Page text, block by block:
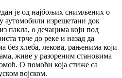
је од најбољих снимљених о
аутомобили изрешетани док
пакла, о дечацима који под
трче до реке и назад да
без хлеба, лекова, рањенима који
живе у разореним становима
О помоћи која стиже са
војском.